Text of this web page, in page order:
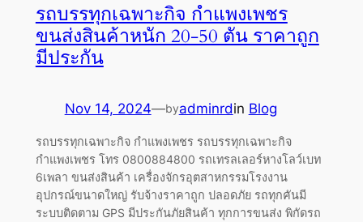
รถบรรทุกเฉพาะกิจ กำแพงเพชร
ขนส่งสินค้าหนัก 20-50 ตัน ราคาถูก
มีประกัน
Nov 14, 2024—byadminrdin Blog
รถบรรทุกเฉพาะกิจ กำแพงเพชร รถบรรทุกเฉพาะกิจ
กำแพงเพชร โทร 0800884800 รถเทรลเลอร์หางโลว์เบท
6เพลา ขนส่งสินค้า เครื่องจักรอุตสาหกรรมโรงงาน
อุปกรณ์ขนาดใหญ่ รับจ้างราคาถูก ปลอดภัย รถทุกคันมี
ระบบติดตาม GPS มีประกันภัยสินค้า ทุกการขนส่ง พิกัดรถ